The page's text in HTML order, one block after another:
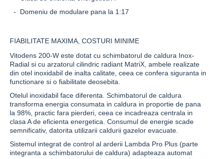
- Domeniu de modulare pana la 1:17
FIABILITATE MAXIMA, COSTURI MINIME
Vitodens 200-W este dotat cu schimbatorul de caldura Inox-
Radial si cu arzatorul cilindric radiant MatriX , ambele realizate
din otel inoxidabil de inalta calitate, ceea ce confera siguranta in
functionare si o fiabilitate deosebita.
Otelul inoxidabil face diferenta. Schimbatorul de caldura
transforma energia consumata in caldura in proportie de pana
la 98%, practic fara pierderi, ceea ce incadreaza centrala in
clasa A de eficienta energetica. Consumul de energie scade
semnificativ, datorita utilizarii caldurii gazelor evacuate.
Sistemul integrat de control al arderii Lambda Pro Plus (parte
integranta a schimbatorului de caldura) adapteaza automat